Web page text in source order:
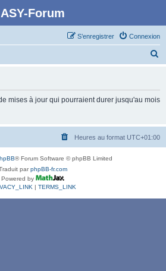
ASY-Forum
Connexion
S’enregistrer
c
mises à jour qui pourraient durer jusqu'au mois
Heures au format UTC+01:00
® Forum Software © phpBB Limited
parphpBB-fr.com
Powered by
| TERMS_LINK